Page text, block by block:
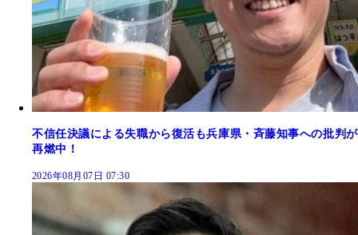
不信任決議による失職から復活も兵庫県・斉藤知事への批判が
再燃中！
2026年08月07日 07:30